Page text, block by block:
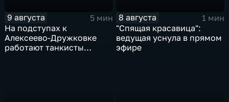
9 августа
5 мин
На подступах к
Алексеево-Дружковке
работают танкисты
8 августа
1 мин
"Спящая красавица":
ведущая уснула в прямом
эфире